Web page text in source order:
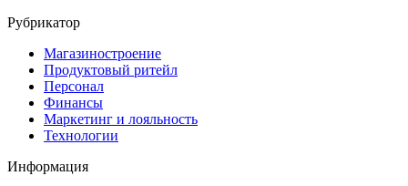
Рубрикатор
Магазиностроение
Продуктовый ритейл
Персонал
Финансы
Маркетинг и лояльность
Технологии
Информация